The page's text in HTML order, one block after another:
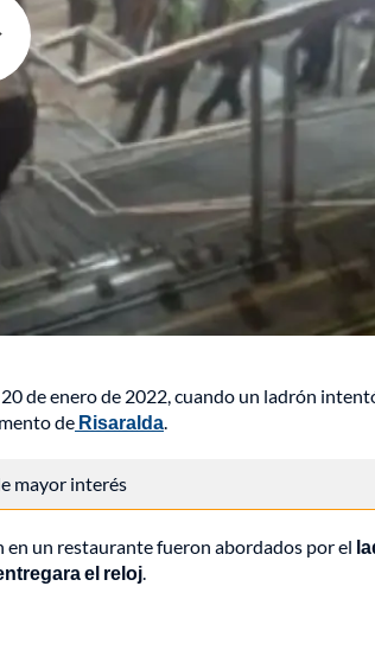
de enero de 2022, cuando un ladrón
de Risaralda.
mayor interés
en un restaurante fueron abordados por el
el reloj.